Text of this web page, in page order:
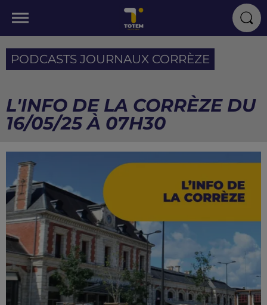
PODCASTS JOURNAUX CORRÈZE
L'INFO DE LA CORRÈZE DU
16/05/25 À 07H30